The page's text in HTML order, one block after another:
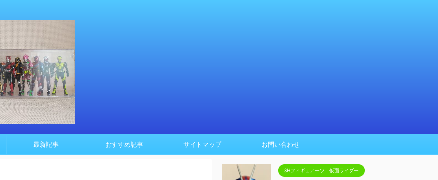
最新記事 おすすめ記事 サイトマップ お問い合わせ
SHフィギュアーツ 仮面ライダー